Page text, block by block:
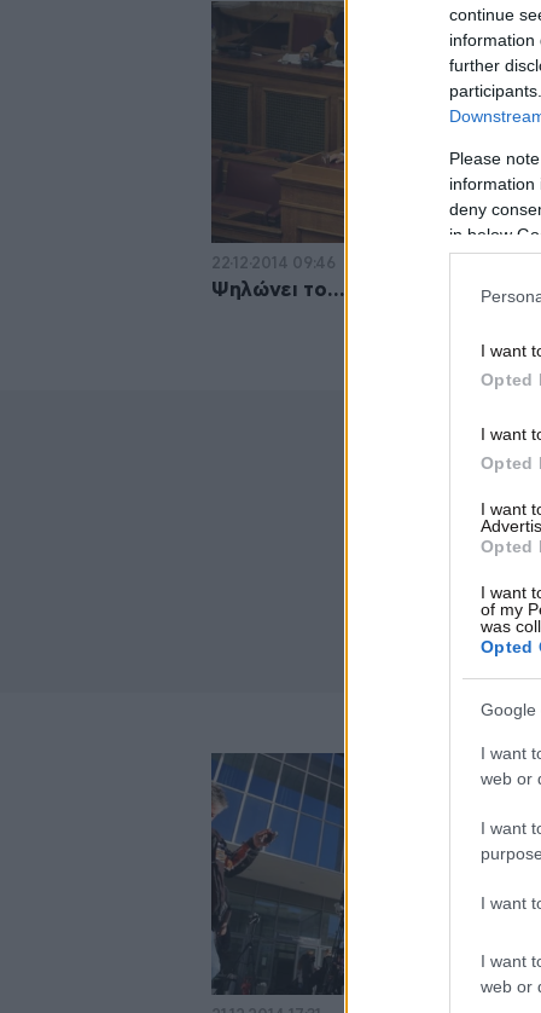
continue
information
further
Please
information
deny
in below
I want
Opted
I want
Opted
I want
Opted
I want
of my
was
Opted
Google
I want
web or
I want
I want
I want
web or
22·12·2014 09:46
Ψηλώνει το… ταβάνι στο